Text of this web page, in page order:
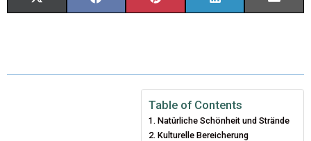
W E T
E
R
K
D
I
Table of Contents
Natürliche Schönheit und Strände
Kulturelle Bereicherung